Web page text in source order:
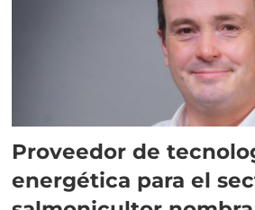
Proveedor de
energética para el